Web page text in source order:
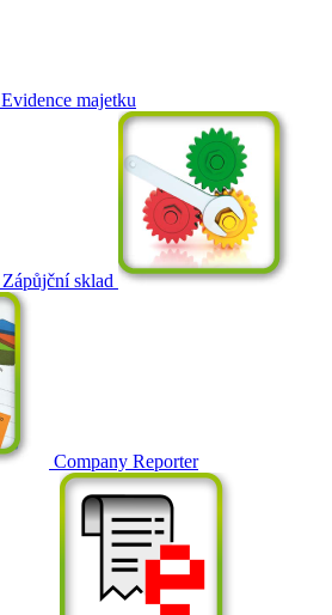
Evidence majetku
Zápůjční sklad
Company Reporter